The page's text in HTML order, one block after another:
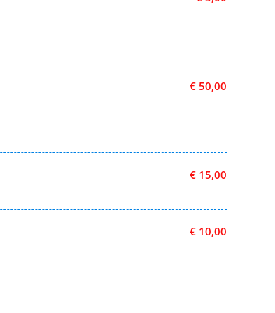
€ 50,00
€ 15,00
€ 10,00